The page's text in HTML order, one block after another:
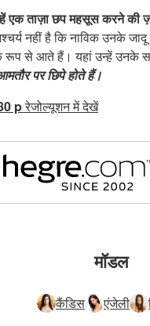
एक ताज़ा छप महसूस करने
नहीं है कि नाविक उनके
रूप से आते हैं। यहां उन्हें उनके
पर छिपे होते हैं।
pरेजोल्यूशन में देखें
मॉडल
कैंडिस एंजेली